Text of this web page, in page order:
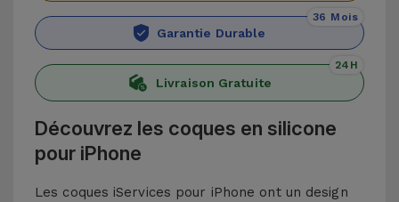
Garantie Durable
36 Mois
Livraison Gratuite
24H
Découvrez les coques en silicone
pour iPhone
Les coques iServices pour iPhone ont un design